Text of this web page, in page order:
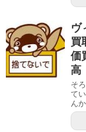
ヴ
買
価
高
そ
て
ん